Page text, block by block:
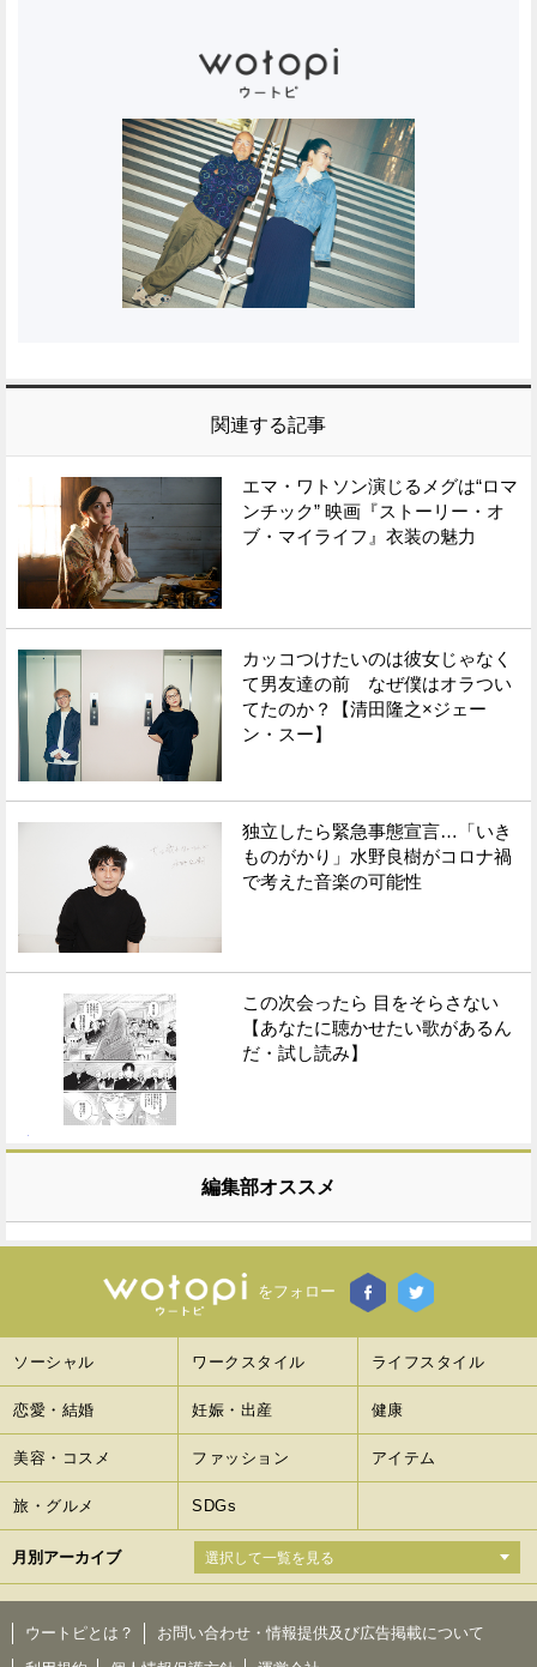
関連する記事
エマ・ワトソン演じるメグは“ロマ
ンチック” 映画『ストーリー・オ
ブ・マイライフ』衣装の魅力
カッコつけたいのは彼女じゃなく
て男友達の前 なぜ僕はオラつい
てたのか？【清田隆之×ジェー
ン・スー】
独立したら緊急事態宣言…「いき
ものがかり」水野良樹がコロナ禍
で考えた音楽の可能性
この次会ったら 目をそらさない
【あなたに聴かせたい歌があるん
だ・試し読み】
編集部オススメ
をフォロー
ソーシャル ワークスタイル ライフスタイル
恋愛・結婚 妊娠・出産 健康
美容・コスメ ファッション アイテム
旅・グルメ SDGs
月別アーカイブ
ウートピとは？
お問い合わせ・情報提供及び広告掲載について